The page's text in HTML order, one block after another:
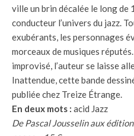
ville un brin décalée le long
conducteur l’univers du jazz.
exubérants, les personnages
morceaux de musiques
improvisé, l’auteur se laisse
Inattendue, cette bande
publiée chez Treize Étrange.
En deux mots : acid Jazz
De Pascal Jousselin aux